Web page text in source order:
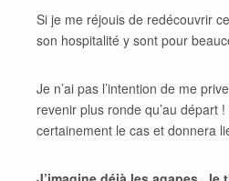
Si je me réjouis de redécouvrir
son hospitalité y sont pour
Je n’ai pas l’intention de me
revenir plus ronde qu’au départ
certainement le cas et donnera